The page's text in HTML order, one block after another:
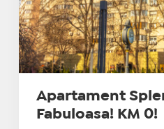
Apartament
Fabuloasa! KM 0!